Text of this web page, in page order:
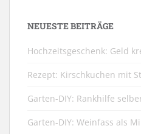
NEUESTE BEITRÄGE
Hochzeitsgeschenk: Geld
Rezept: Kirschkuchen mit
Garten-DIY: Rankhilfe
Garten-DIY: Weinfass als